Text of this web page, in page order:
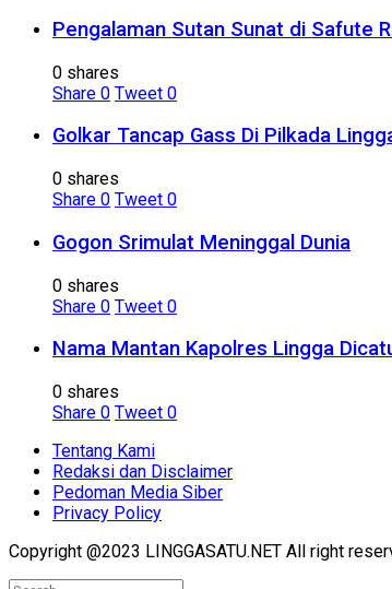
Pengalaman Sutan Sunat di Safute
0 shares
Share 0 Tweet 0
Golkar Tancap Gass Di Pilkada
0 shares
Share 0 Tweet 0
Gogon Srimulat Meninggal Dunia
0 shares
Share 0 Tweet 0
Nama Mantan Kapolres Lingga
0 shares
Share 0 Tweet 0
Tentang Kami
Redaksi dan Disclaimer
Pedoman Media Siber
Privacy Policy
Copyright @2023 LINGGASATU.NET All right